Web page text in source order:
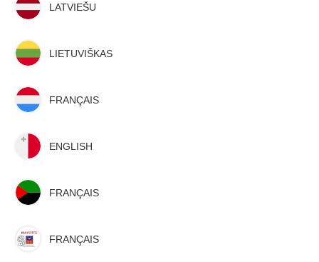
LATVIEŠU
LIETUVIŠKAS
FRANÇAIS
ENGLISH
FRANÇAIS
FRANÇAIS